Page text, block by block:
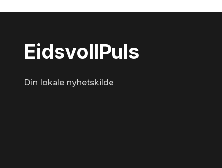
EidsvollPuls
Din lokale nyhetskilde